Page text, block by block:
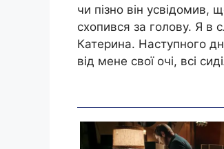
чи пізно він усвідомив,
схопився за голову. Я в
Катерина. Наступного
від мене свої очі, всі